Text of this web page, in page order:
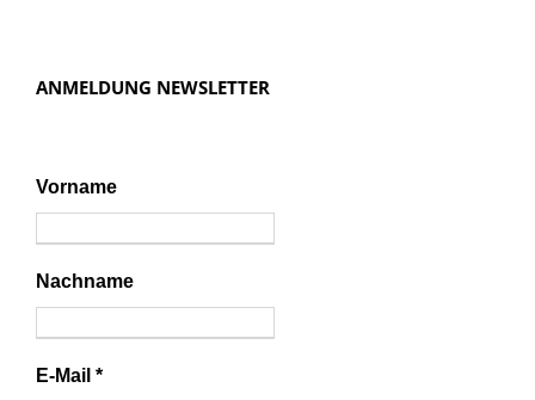
ANMELDUNG NEWSLETTER
Vorname
Nachname
E-Mail *